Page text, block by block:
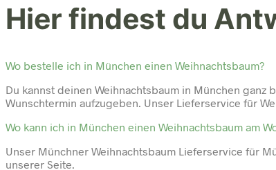
Hier findest du
Wo bestelle ich in München einen Weihnachtsbaum?
Du kannst deinen Weihnachtsbaum in München ganz
Wunschtermin aufzugeben. Unser Lieferservice für
Wo kann ich in München einen Weihnachtsbaum am
Unser Münchner Weihnachtsbaum Lieferservice für
unserer Seite.